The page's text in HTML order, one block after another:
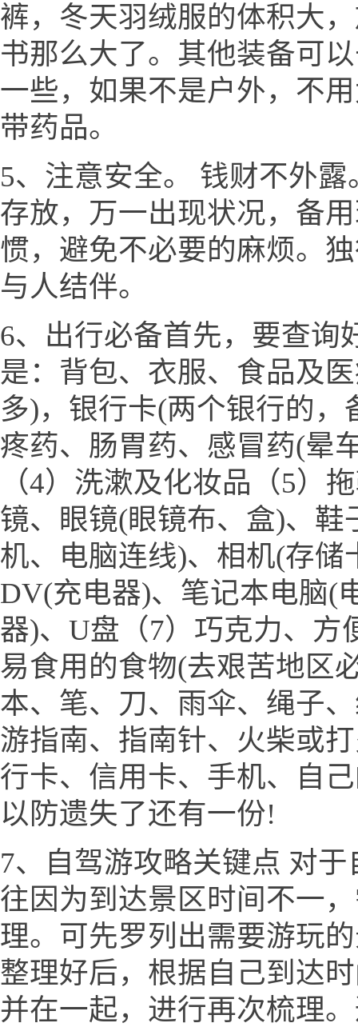
裤，冬天羽绒服的体积大
书那么大了。其他装备可
一些，如果不是户外，不
带药品。
5、注意安全。 钱财不外
存放，万一出现状况，备
惯，避免不必要的麻烦。
与人结伴。
6、出行必备首先，要查询
是：背包、衣服、食品及
多)，银行卡(两个银行的
疼药、肠胃药、感冒药(晕
（4）洗漱及化妆品（5）
镜、眼镜(眼镜布、盒)、
机、电脑连线)、相机(存
DV(充电器)、笔记本电脑(
器)、U盘（7）巧克力、方
易食用的食物(去艰苦地区
本、笔、刀、雨伞、绳子
游指南、指南针、火柴或
行卡、信用卡、手机、自
以防遗失了还有一份!
7、自驾游攻略关键点 对
往因为到达景区时间不一
理。可先罗列出需要游玩
整理好后，根据自己到达
并在一起，进行再次梳理